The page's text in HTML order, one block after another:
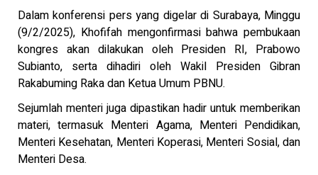
Dalam konferensi pers yang digelar di Surabaya, Minggu
(9/2/2025), Khofifah mengonfirmasi bahwa pembukaan
kongres akan dilakukan oleh Presiden RI, Prabowo
Subianto, serta dihadiri oleh Wakil Presiden Gibran
Rakabuming Raka dan Ketua Umum PBNU.
Sejumlah menteri juga dipastikan hadir untuk memberikan
materi, termasuk Menteri Agama, Menteri Pendidikan,
Menteri Kesehatan, Menteri Koperasi, Menteri Sosial, dan
Menteri Desa.